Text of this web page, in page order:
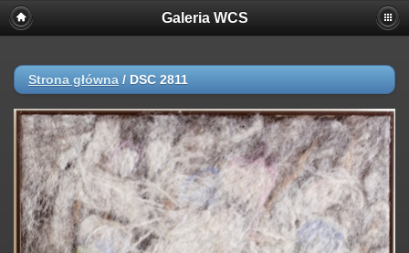
Galeria WCS
Strona główna / DSC 2811